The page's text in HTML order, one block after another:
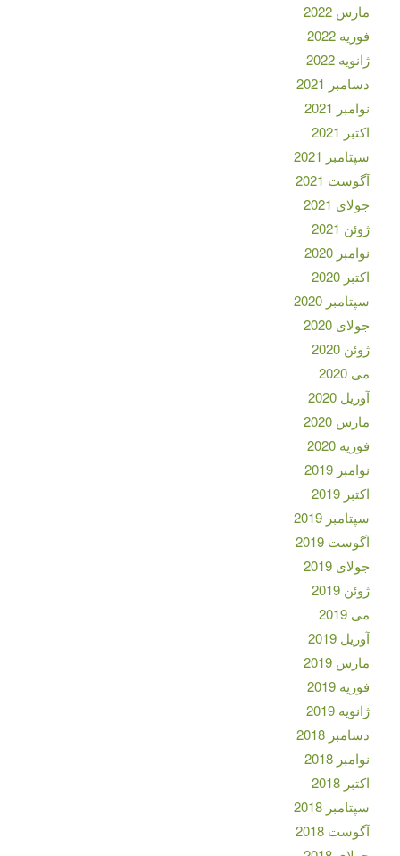
مارس 2022
فوریه 2022
ژانویه 2022
دسامبر 2021
نوامبر 2021
اکتبر 2021
سپتامبر 2021
آگوست 2021
جولای 2021
ژوئن 2021
نوامبر 2020
اکتبر 2020
سپتامبر 2020
جولای 2020
ژوئن 2020
می 2020
آوریل 2020
مارس 2020
فوریه 2020
نوامبر 2019
اکتبر 2019
سپتامبر 2019
آگوست 2019
جولای 2019
ژوئن 2019
می 2019
آوریل 2019
مارس 2019
فوریه 2019
ژانویه 2019
دسامبر 2018
نوامبر 2018
اکتبر 2018
سپتامبر 2018
آگوست 2018